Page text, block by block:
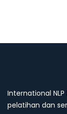
International
pelatihan dan